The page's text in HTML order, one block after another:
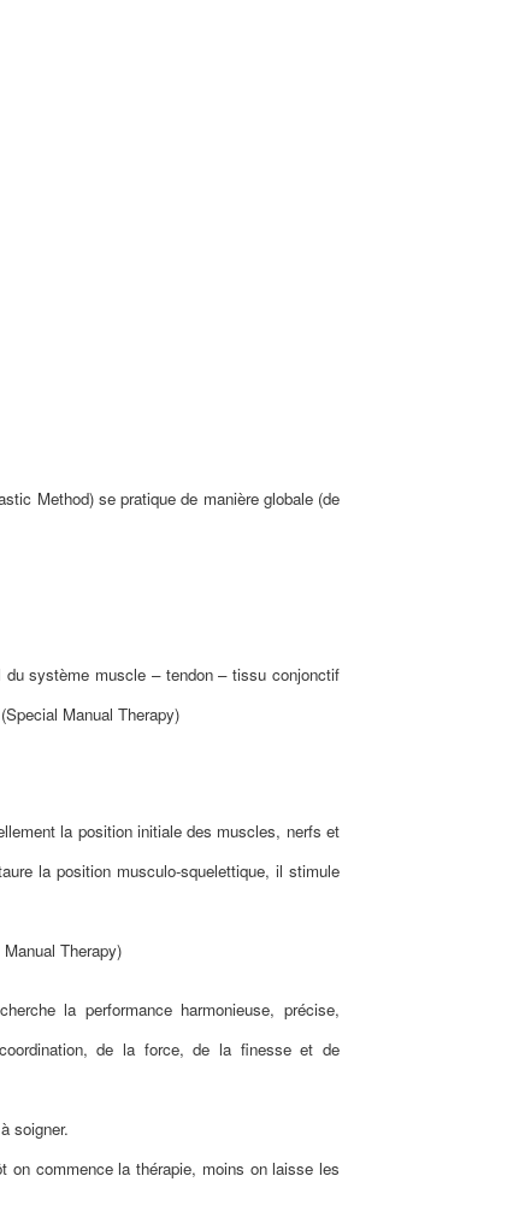
Method) se pratique de manière globale (de
du système muscle – tendon – tissu conjonctif
Manual Therapy)
la position initiale des muscles, nerfs et
la position musculo-squelettique, il stimule
Therapy)
la performance harmonieuse, précise,
de la force, de la finesse et de
soigner.
on commence la thérapie, moins on laisse les